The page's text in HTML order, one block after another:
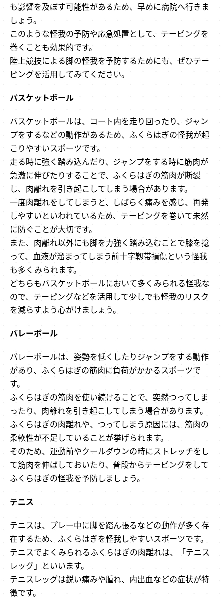
も影響を及ぼす可能性があるため、早めに病院へ行きま
しょう。
このような怪我の予防や応急処置として、テーピングを
巻くことも効果的です。
陸上競技による脚の怪我を予防するためにも、ぜひテー
ピングを活用してみてください。
バスケットボール
バスケットボールは、コート内を走り回ったり、ジャン
プをするなどの動作があるため、ふくらはぎの怪我が起
こりやすいスポーツです。
走る時に強く踏み込んだり、ジャンプをする時に筋肉が
急激に伸びたりすることで、ふくらはぎの筋肉が断裂
し、肉離れを引き起こしてしまう場合があります。
一度肉離れをしてしまうと、しばらく痛みを感じ、再発
しやすいといわれているため、テーピングを巻いて未然
に防ぐことが大切です。
また、肉離れ以外にも脚を力強く踏み込むことで膝を捻
って、血液が溜まってしまう前十字靱帯損傷という怪我
も多くみられます。
どちらもバスケットボールにおいて多くみられる怪我な
ので、テーピングなどを活用して少しでも怪我のリスク
を減らすよう心がけましょう。
バレーボール
バレーボールは、姿勢を低くしたりジャンプをする動作
があり、ふくらはぎの筋肉に負荷がかかるスポーツで
す。
ふくらはぎの筋肉を使い続けることで、突然つってしま
ったり、肉離れを引き起こしてしまう場合があります。
ふくらはぎの肉離れや、つってしまう原因には、筋肉の
柔軟性が不足していることが挙げられます。
そのため、運動前やクールダウンの時にストレッチをし
て筋肉を伸ばしておいたり、普段からテーピングをして
ふくらはぎの怪我を予防しましょう。
テニス
テニスは、プレー中に脚を踏ん張るなどの動作が多く存
在するため、ふくらはぎを怪我しやすいスポーツです。
テニスでよくみられるふくらはぎの肉離れは、「テニス
レッグ」といいます。
テニスレッグは鋭い痛みや腫れ、内出血などの症状が特
徴です。